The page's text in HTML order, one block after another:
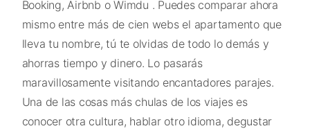
Booking, Airbnb o Wimdu . Puedes comparar ahora
mismo entre más de cien webs el apartamento que
lleva tu nombre, tú te olvidas de todo lo demás y
ahorras tiempo y dinero. Lo pasarás
maravillosamente visitando encantadores parajes.
Una de las cosas más chulas de los viajes es
conocer otra cultura, hablar otro idioma, degustar